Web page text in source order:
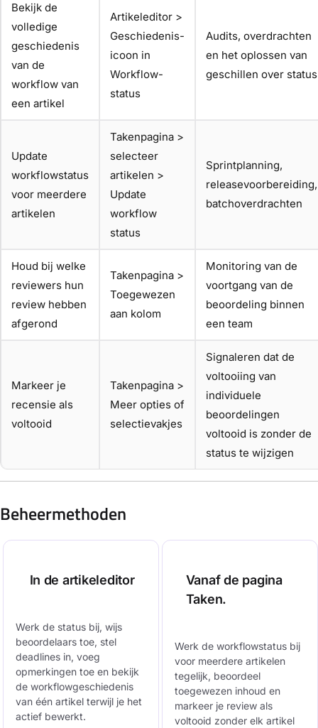
Bekijk de
volledige
geschiedenis
van de
workflow van
een artikel
Artikeleditor >
Geschiedenis-
icoon in
Workflow-
status
Audits, overdrachten
en het oplossen van
geschillen over status
Update
workflowstatus
voor meerdere
artikelen
Takenpagina >
selecteer
artikelen >
Update
workflow
status
Sprintplanning,
releasevoorbereiding,
batchoverdrachten
Houd bij welke
reviewers hun
review hebben
afgerond
Takenpagina >
Toegewezen
aan kolom
Monitoring van de
voortgang van de
beoordeling binnen
een team
Markeer je
recensie als
voltooid
Takenpagina >
Meer opties of
selectievakjes
Signaleren dat de
voltooiing van
individuele
beoordelingen
voltooid is zonder de
status te wijzigen
Beheermethoden
In de artikeleditor
Werk de status bij, wijs
beoordelaars toe, stel
deadlines in, voeg
opmerkingen toe en bekijk
de workflowgeschiedenis
van één artikel terwijl je het
actief bewerkt.
Vanaf de pagina
Taken.
Werk de workflowstatus bij
voor meerdere artikelen
tegelijk, beoordeel
toegewezen inhoud en
markeer je review als
voltooid zonder elk artikel